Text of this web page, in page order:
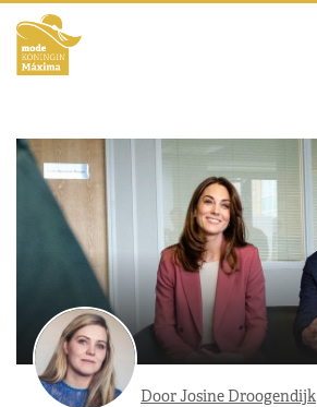
Door Josine Droogendijk